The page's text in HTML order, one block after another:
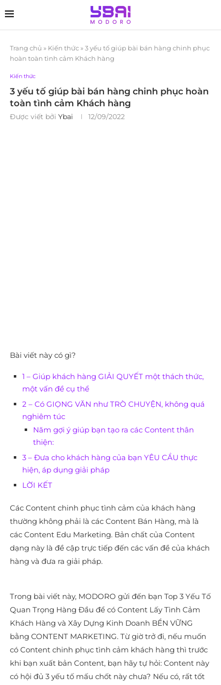
Trang chủ » Kiến thức »3 yếu tố giúp bài bán hàng chinh phục
hoàn toàn tình cảm Khách hàng
Kiến thức
3 yếu tố giúp bài bán hàng chinh phục hoàn
toàn tình cảm Khách hàng
Được viết bởi Ybai 12/09/2022
Bài viết này có gì?
1 – Giúp khách hàng GIẢI QUYẾT một thách thức,
một vấn đề cụ thể
2 – Có GIỌNG VĂN như TRÒ CHUYỆN, không quá
nghiêm túc
Năm gợi ý giúp bạn tạo ra các Content thân
thiện:
3 – Đưa cho khách hàng của bạn YÊU CẦU thực
hiện, áp dụng giải pháp
LỜI KẾT
Các Content chinh phục tình cảm của khách hàng
thường không phải là các Content Bán Hàng, mà là
các Content Edu Marketing. Bản chất của Content
dạng này là đề cập trực tiếp đến các vấn đề của khách
hàng và đưa ra giải pháp.
Trong bài viết này, MODORO gửi đến bạn Top 3 Yếu Tố
Quan Trọng Hàng Đầu để có Content Lấy Tình Cảm
Khách Hàng và Xây Dựng Kinh Doanh BỀN VỮNG
bằng CONTENT MARKETING. Từ giờ trở đi, nếu muốn
có Content chinh phục tình cảm khách hàng thì trước
khi bạn xuất bản Content, bạn hãy tự hỏi: Content này
có hội đủ 3 yếu tố mấu chốt này chưa? Nếu có, rất tốt